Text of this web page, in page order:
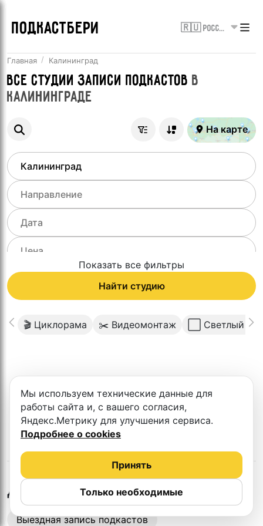
ПОДКАСТБЕРИ 🇷🇺 Россия
Главная Калининград
ВсеСтудии записи подкастов в
Калининграде
На карте
Показать все фильтры
Найти студию
🎬 Циклорама ✂️ Видеомонтаж ⬜️ Светлый
студии
Другие студии в Калининграде
Выездная запись подкастов
Мы используем технические данные для
работы сайта и, с вашего согласия,
Яндекс.Метрику для улучшения сервиса.
Подробнее о cookies
Только необходимые
Принять